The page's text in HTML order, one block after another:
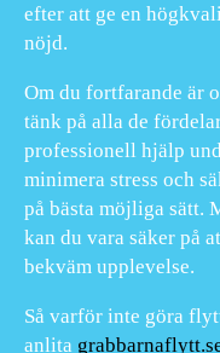
efter att ge en
nöjd.
Om du fortfarande är
tänk på alla de
professionell hjälp
minimera stress och
på bästa möjliga sätt.
kan du vara säker på
bekväm upplevelse.
Så varför inte göra
anlita